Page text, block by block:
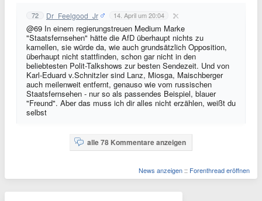
72 Dr_Feelgood_Jr 14. April um 20:04
@69 In einem regierungstreuen Medium Marke
"Staatsfernsehen" hätte die AfD überhaupt nichts zu
kamellen, sie würde da, wie auch grundsätzlich Opposition,
überhaupt nicht stattfinden, schon gar nicht in den
beliebtesten Polit-Talkshows zur besten Sendezeit. Und von
Karl-Eduard v.Schnitzler sind Lanz, Miosga, Maischberger
auch meilenweit entfernt, genauso wie vom russischen
Staatsfernsehen - nur so als passendes Beispiel, blauer
"Freund". Aber das muss ich dir alles nicht erzählen, weißt du
selbst
alle 78 Kommentare anzeigen
News anzeigen :: Forenthread eröffnen